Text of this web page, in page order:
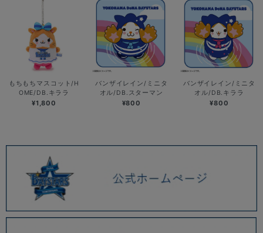
もちもちマスコット/H
OME/DB.キララ
¥1,800
バンザイレイン/ミニタ
オル/DB.スターマン
¥800
バンザイレイン/ミニタ
オル/DB.キララ
¥800